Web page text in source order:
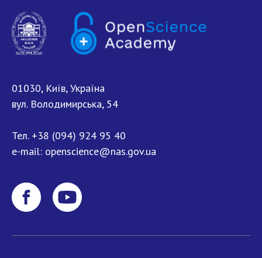
01030, Київ, Україна
вул. Володимирська, 54
Тел. +38 (094) 924 95 40
e-mail: openscience@nas.gov.ua